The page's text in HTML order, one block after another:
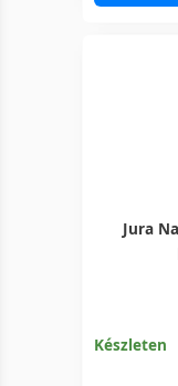
Jura
Készleten